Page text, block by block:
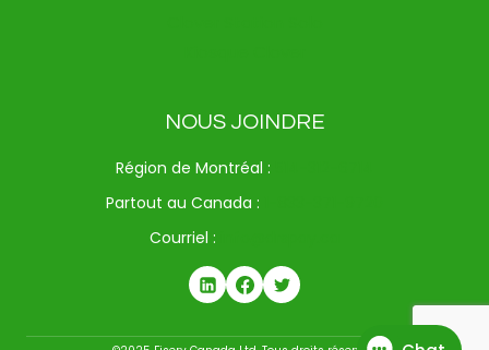
NOUS JOINDRE
Région de Montréal :
Partout au Canada :
Courriel :